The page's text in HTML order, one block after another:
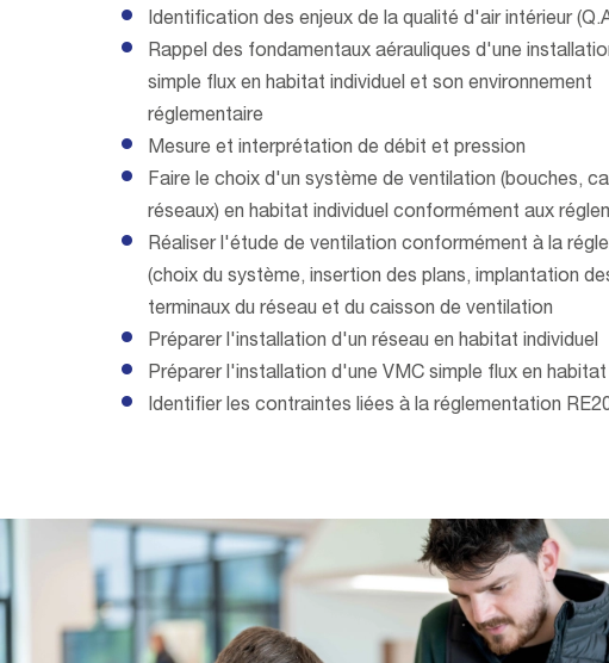
Identification des enjeux de la qualité d'air intérieur
Rappel des fondamentaux aérauliques d'une
simple flux en habitat individuel et son environnement
réglementaire
Mesure et interprétation de débit et pression
Faire le choix d'un système de ventilation (bouches,
réseaux) en habitat individuel conformément aux
Réaliser l'étude de ventilation conformément à la
(choix du système, insertion des plans, implantation
terminaux du réseau et du caisson de ventilation
Préparer l'installation d'un réseau en habitat individuel
Préparer l'installation d'une VMC simple flux en habitat
Identifier les contraintes liées à la réglementation